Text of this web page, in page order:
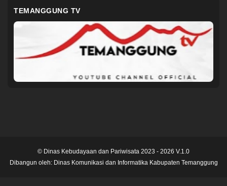
TEMANGGUNG TV
© Dinas Kebudayaan dan Pariwisata 2023 - 2026 V.1.0
Dibangun oleh: Dinas Komunikasi dan Informatika Kabupaten Temanggung